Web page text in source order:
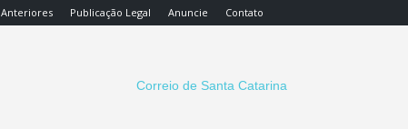
Anteriores Publicação Legal Anuncie Contato